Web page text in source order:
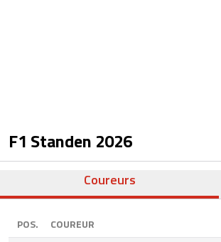
F1 Standen 2026
Coureurs
POS. COUREUR